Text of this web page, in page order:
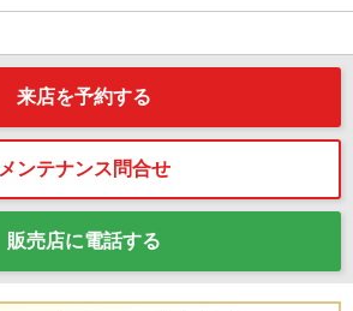
来店を予約する
メンテナンス問合せ
販売店に電話する